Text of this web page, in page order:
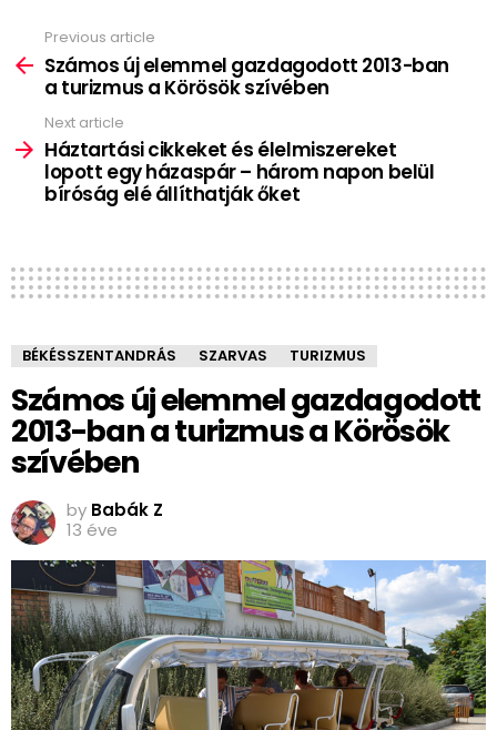
more
Previous article
Számos új elemmel gazdagodott 2013-ban
a turizmus a Körösök szívében
Next article
Háztartási cikkeket és élelmiszereket
lopott egy házaspár – három napon belül
bíróság elé állíthatják őket
BÉKÉSSZENTANDRÁS SZARVAS TURIZMUS
Számos új elemmel gazdagodott
2013-ban a turizmus a Körösök
szívében
by Babák Z
13 éve